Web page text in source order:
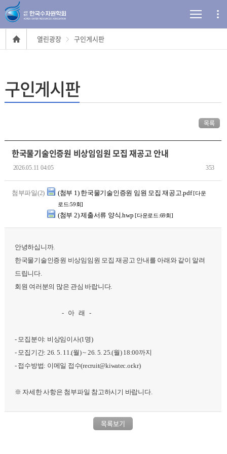
열린광장 구인게시판
구인게시판
목록
한국물기술인증원 비상임임원 모집 재공고 안내
2026.05.11 04:05 353
첨부파일(2) (첨부 1) 한국물기술인증원 임원 모집 재공고.pdf[다운
로드:59회]
(첨부 2) 제출서류 양식.hwp[다운로드:69회]
안녕하십니까.
한국물기술인증원 비상임임원 모집 재공고 안내를 아래와 같이 알려
드립니다.
회원 여러분의 많은 관심 바랍니다.
- 아 래 -
- 모집분야: 비상임이사(1명)
- 모집기간: 26. 5. 11.(월) ~ 26. 5. 25.(월) 18:00까지
- 접수방법: 이메일 접수(recruit@kiwatec.or.kr)
※ 자세한 사항은 첨부파일 참고하시기 바랍니다.
목록보기